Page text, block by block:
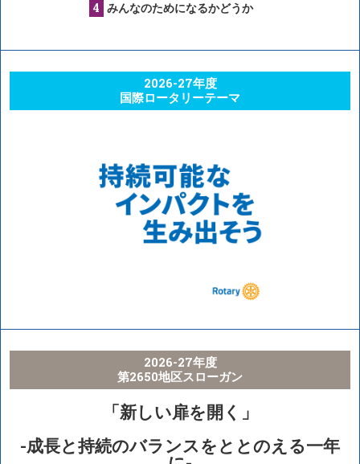
みんなのためになるかどうか
2026-27年度
国際ロータリーテーマ
2026-27年度
第2650地区スローガン
「新しい扉を開く」
-成長と持続のバランスをととのえる一年